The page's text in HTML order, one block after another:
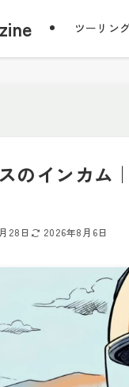
ツーリン
のインカム
28日 2026年8月6日